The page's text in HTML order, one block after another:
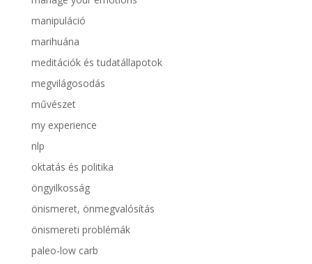
manipuláció
marihuána
meditációk és tudatállapotok
megvilágosodás
művészet
my experience
nlp
oktatás és politika
öngyilkosság
önismeret, önmegvalósítás
önismereti problémák
paleo-low carb